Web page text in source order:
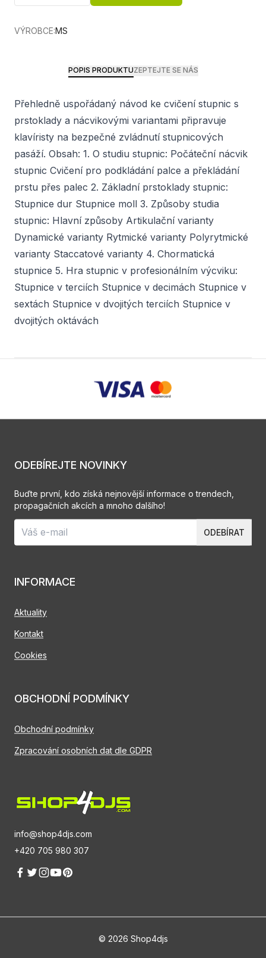
VÝROBCE:MS
POPIS PRODUKTUZEPTEJTE SE NÁS
Přehledně uspořádaný návod ke cvičení stupnic s
prstoklady a nácvikovými variantami připravuje
klavíristy na bezpečné zvládnutí stupnicových
pasáží. Obsah: 1. O studiu stupnic: Počáteční nácvik
stupnic Cvičení pro podkládání palce a překládání
prstu přes palec 2. Základní prstoklady stupnic:
Stupnice dur Stupnice moll 3. Způsoby studia
stupnic: Hlavní způsoby Artikulační varianty
Dynamické varianty Rytmické varianty Polyrytmické
varianty Staccatové varianty 4. Chormatická
stupnice 5. Hra stupnic v profesionálním výcviku:
Stupnice v terciích Stupnice v decimách Stupnice v
sextách Stupnice v dvojitých terciích Stupnice v
dvojitých oktávách
info@shop4djs.com
+420 705 980 307
INFORMACE
Aktuality
Kontakt
Cookies
OBCHODNÍ PODMÍNKY
Obchodní podmínky
Zpracování osobních dat dle GDPR
ODEBÍREJTE NOVINKY
Buďte první, kdo získá nejnovější informace o trendech,
propagačních akcích a mnoho dalšího!
ODEBÍRAT
© 2026 Shop4djs